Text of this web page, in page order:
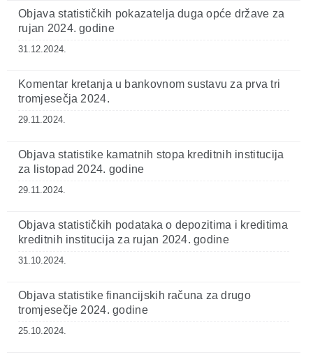
Objava statističkih pokazatelja duga opće države za
rujan 2024. godine
31.12.2024.
Komentar kretanja u bankovnom sustavu za prva tri
tromjesečja 2024.
29.11.2024.
Objava statistike kamatnih stopa kreditnih institucija
za listopad 2024. godine
29.11.2024.
Objava statističkih podataka o depozitima i kreditima
kreditnih institucija za rujan 2024. godine
31.10.2024.
Objava statistike financijskih računa za drugo
tromjesečje 2024. godine
25.10.2024.